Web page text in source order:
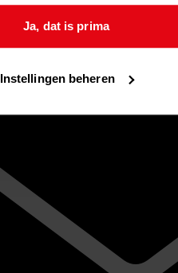
Ja, dat is prima
Instellingen beheren